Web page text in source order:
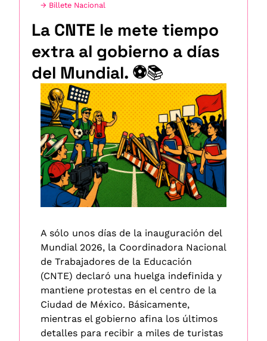
→ Billete Nacional
La CNTE le mete tiempo
extra al gobierno a días
del Mundial. ⚽📚
A sólo unos días de la inauguración del
Mundial 2026, la Coordinadora Nacional
de Trabajadores de la Educación
(CNTE) declaró una huelga indefinida y
mantiene protestas en el centro de la
Ciudad de México. Básicamente,
mientras el gobierno afina los últimos
detalles para recibir a miles de turistas